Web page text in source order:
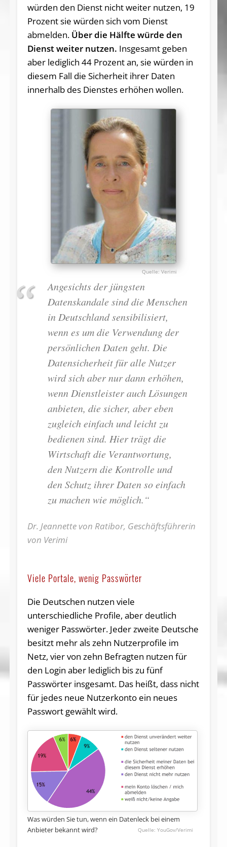
würden den Dienst nicht weiter nutzen, 19
Prozent sie würden sich vom Dienst
abmelden. Über die Hälfte würde den
Dienst weiter nutzen. Insgesamt geben
aber lediglich 44 Prozent an, sie würden in
diesem Fall die Sicherheit ihrer Daten
innerhalb des Dienstes erhöhen wollen.
Verimi
Angesichts der jüngsten
Datenskandale sind die Menschen
in Deutschland sensibilisiert,
wenn es um die Verwendung der
persönlichen Daten geht. Die
Datensicherheit für alle Nutzer
wird sich aber nur dann erhöhen,
wenn Dienstleister auch Lösungen
anbieten, die sicher, aber eben
zugleich einfach und leicht zu
bedienen sind. Hier trägt die
Wirtschaft die Verantwortung,
den Nutzern die Kontrolle und
den Schutz ihrer Daten so einfach
zu machen wie möglich.“
Dr. Jeannette von Ratibor, Geschäftsführerin
von Verimi
Viele Portale, wenig Passwörter
Die Deutschen nutzen viele
unterschiedliche Profile, aber deutlich
weniger Passwörter. Jeder zweite Deutsche
besitzt mehr als zehn Nutzerprofile im
Netz, vier von zehn Befragten nutzen für
den Login aber lediglich bis zu fünf
Passwörter insgesamt. Das heißt, dass nicht
für jedes neue Nutzerkonto ein neues
Passwort gewählt wird.
Was würden Sie tun, wenn ein Datenleck bei einem
Anbieter bekannt wird?
YouGov/Verimi